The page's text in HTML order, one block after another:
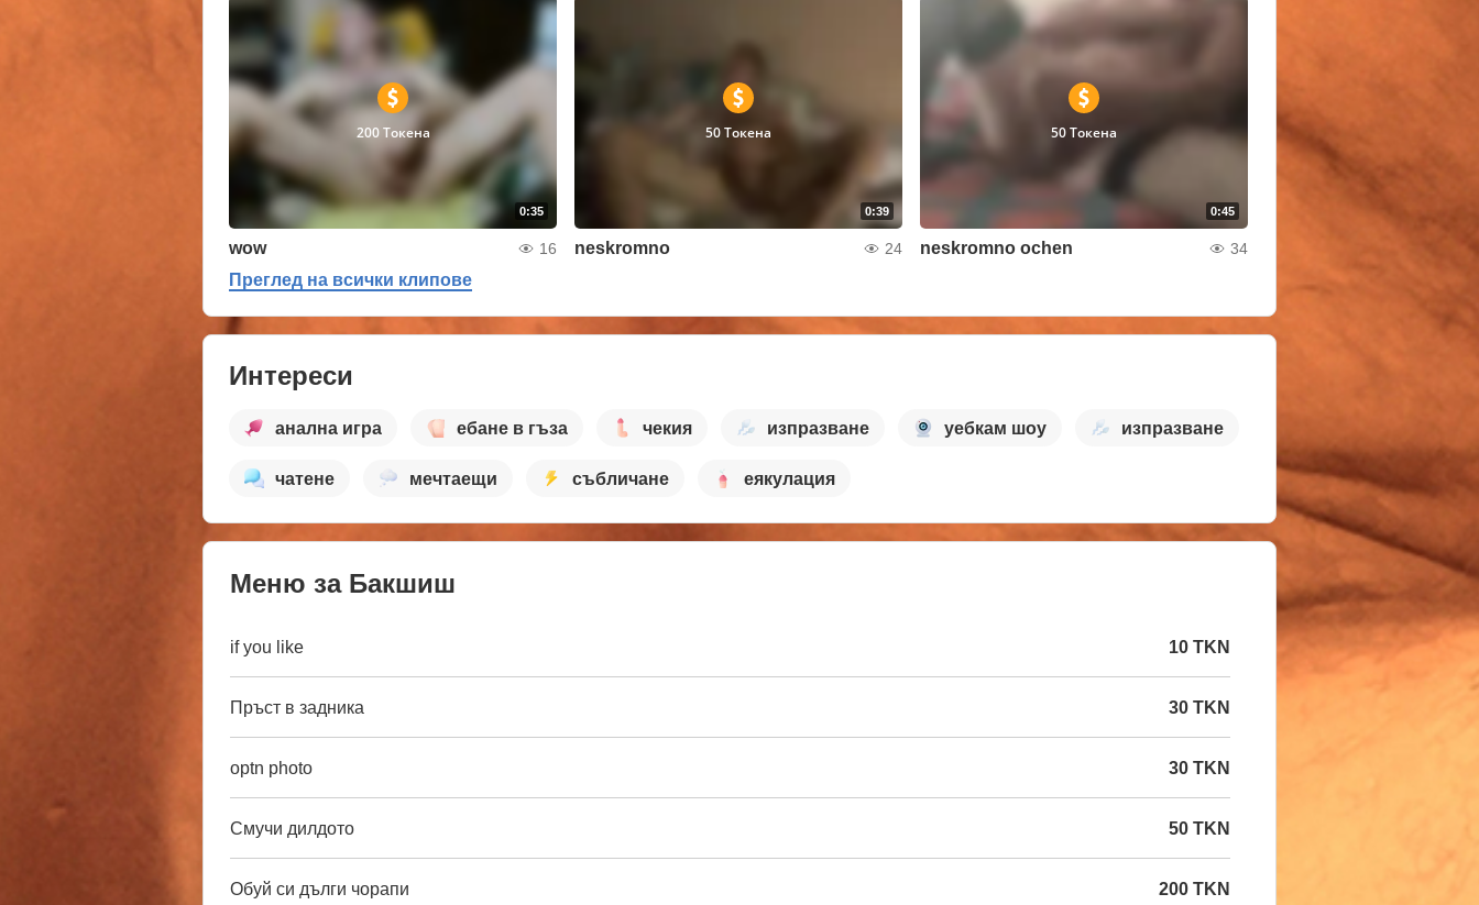
0:35
200 Токена
wow 16
0:39
50 Токена
neskromno 24
0:45
50 Токена
neskromno ochen 34
Преглед на всички клипове
Интереси
анална игра ебане в гъза чекия изпразване уебкам шоу изпразване
чатене мечтаещи събличане еякулация
Меню за Бакшиш
if you like 10 TKN
Пръст в задника 30 TKN
optn photo 30 TKN
Смучи дилдото 50 TKN
Обуй си дълги чорапи 200 TKN